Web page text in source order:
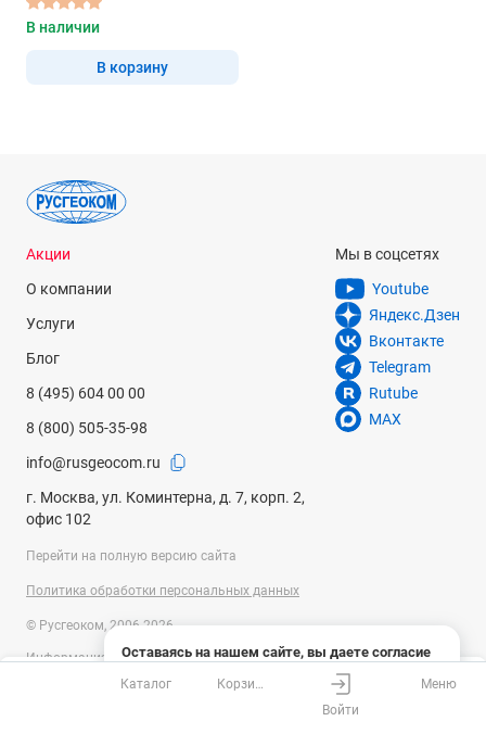
В наличии
В корзину
Оставаясь на нашем сайте, вы даете согласие
на использование файлов cookies и сбор данных
системами веб-аналитики
Акции
О компании
Услуги
Блог
8 (495) 604 00 00
8 (800) 505-35-98
info@rusgeocom.ru
г. Москва, ул. Коминтерна, д. 7, корп. 2,
офис 102
Мы в соцсетях
Youtube
Яндекс.Дзен
Вконтакте
Telegram
Rutube
MAX
Перейти на полную версию сайта
Политика обработки персональных данных
© Русгеоком, 2006-2026
Информация на сайте носит справочный характер и не является
публичной офертой, определяемой положениями Статьи 437
Гражданского кодекса Российской Федерации. Технические
Каталог
Корзина
Войти
Меню